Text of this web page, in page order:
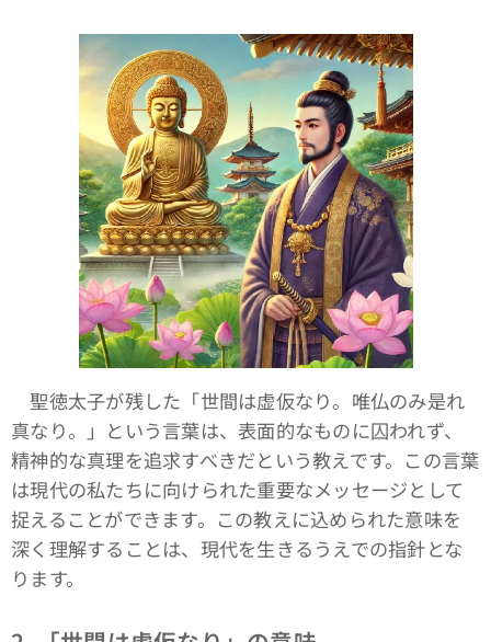
聖徳太子が残した「世間は虚仮なり。唯仏のみ是れ
真なり。」という言葉は、表面的なものに囚われず、
精神的な真理を追求すべきだという教えです。この言葉
は現代の私たちに向けられた重要なメッセージとして
捉えることができます。この教えに込められた意味を
深く理解することは、現代を生きるうえでの指針とな
ります。